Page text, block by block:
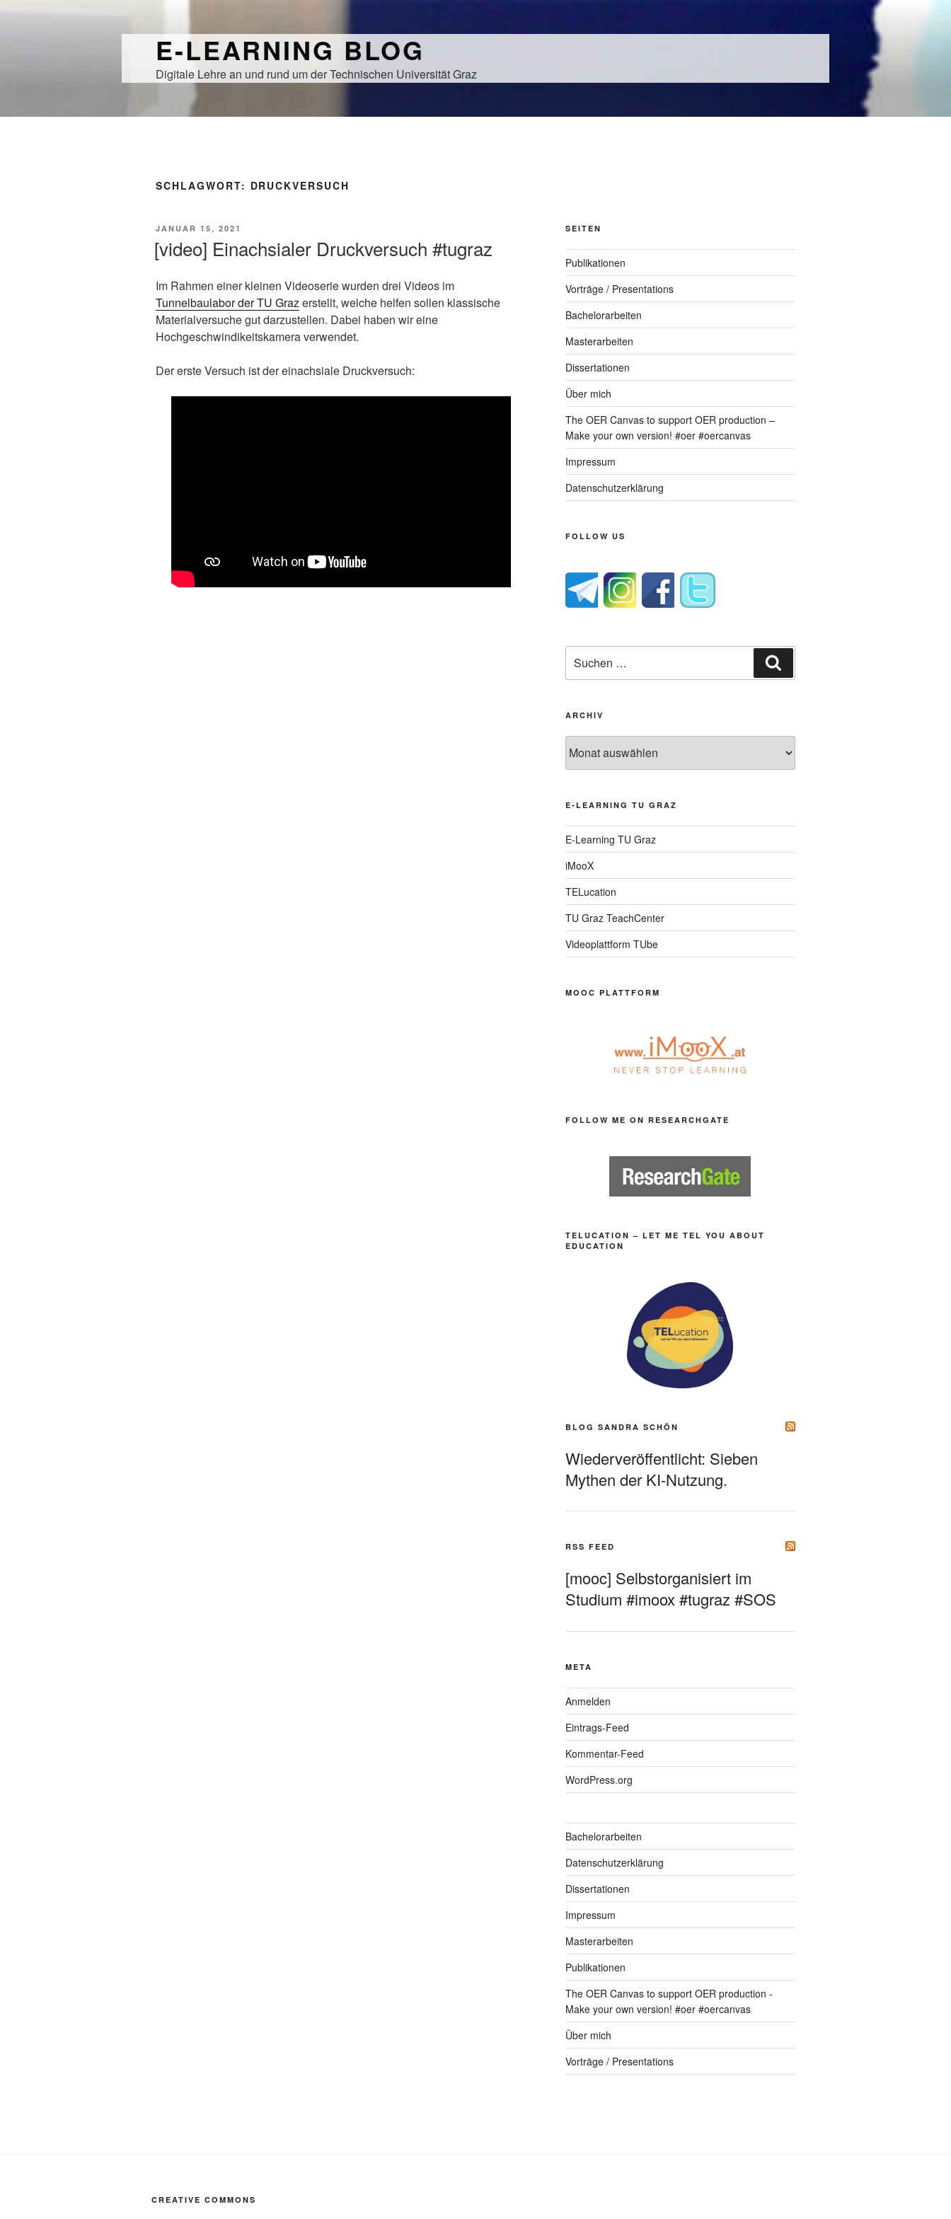
E-LEARNING BLOG
Digitale Lehre an und rund um der Technischen Universität Graz
SCHLAGWORT: DRUCKVERSUCH
VERÖFFENTLICHT
JANUAR 15, 2021
[video] Einachsialer Druckversuch #tugraz
Im Rahmen einer kleinen Videoserie wurden drei Videos im
Tunnelbaulabor der TU Grazerstellt, welche helfen sollen klassische
Materialversuche gut darzustellen. Dabei haben wir eine
Hochgeschwindikeitskamera verwendet.
Der erste Versuch ist der einachsiale Druckversuch:
SEITEN
Publikationen
Vorträge / Presentations
Bachelorarbeiten
Masterarbeiten
Dissertationen
Über mich
The OER Canvas to support OER production –
Make your own version! #oer #oercanvas
Impressum
Datenschutzerklärung
FOLLOW US
nach:
ARCHIV
E-LEARNING TU GRAZ
E-Learning TU Graz
iMooX
TELucation
TU Graz TeachCenter
Videoplattform TUbe
MOOC PLATTFORM
FOLLOW ME ON RESEARCHGATE
TELUCATION – LET ME TEL YOU ABOUT
EDUCATION
BLOG SANDRA SCHÖN
Wiederveröffentlicht: Sieben
Mythen der KI-Nutzung.
RSS FEED
[mooc] Selbstorganisiert im
Studium #imoox #tugraz #SOS
META
Anmelden
Eintrags-Feed
Kommentar-Feed
WordPress.org
Bachelorarbeiten
Datenschutzerklärung
Dissertationen
Impressum
Masterarbeiten
Publikationen
The OER Canvas to support OER production -
Make your own version! #oer #oercanvas
Über mich
Vorträge / Presentations
CREATIVE COMMONS